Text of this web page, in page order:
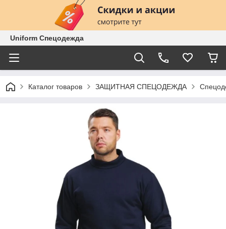
Uniform Спецодежда
Каталог товаров ЗАЩИТНАЯ СПЕЦОДЕЖДА